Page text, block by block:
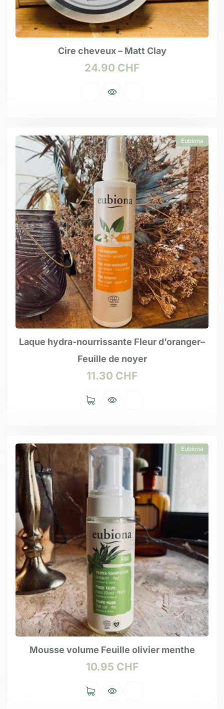
Cire cheveux – Matt Clay
24.90 CHF
Eubiona
Laque hydra-nourrissante Fleur d’oranger–
Feuille de noyer
11.30 CHF
Eubiona
Mousse volume Feuille olivier menthe
10.95 CHF